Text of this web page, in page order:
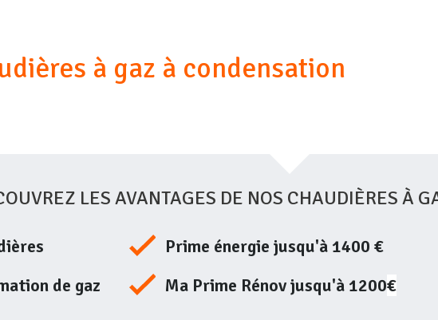
à gaz à condensation
LES AVANTAGES DE NOS CHAUDIÈRES À
de gaz
Prime énergie jusqu'à 1400 €
Ma Prime Rénov jusqu'à 1200€